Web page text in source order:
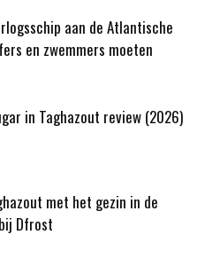
aan de Atlantische
en zwemmers moeten
in Taghazout review (2026)
met het gezin in de
Dfrost